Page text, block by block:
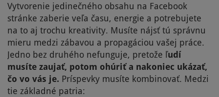
Vytvorenie jedinečného obsahu na Facebook
stránke zaberie veľa času, energie a potrebujete
na to aj trochu kreativity. Musíte nájsť tú správnu
mieru medzi zábavou a propagáciou vašej práce.
Jedno bez druhého nefunguje, pretože ľudí
musíte zaujať, potom ohúriť a nakoniec ukázať,
čo vo vás je. Príspevky musíte kombinovať. Medzi
tie základné patria: